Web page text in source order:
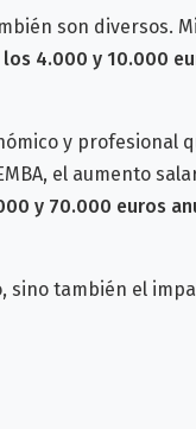
son diversos.
4.000 y 10.000
y profesional
el aumento
y 70.000 euros
también el